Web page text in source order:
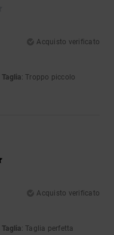
Acquisto verificato
Taglia: Troppo piccolo
Acquisto verificato
Taglia: Taglia perfetta